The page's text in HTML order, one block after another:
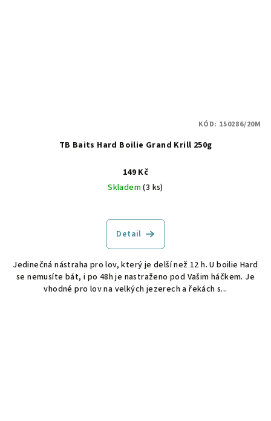
TB Baits Hard Boilie Grand Krill 250g
149 Kč
Skladem(3 ks)
Detail
Jedinečná nástraha pro lov, který je delší než 12 h. U boilie Hard
se nemusíte bát, i po 48h je nastraženo pod Vašim háčkem. Je
vhodné pro lov na velkých jezerech a řekách s...
KÓD: 150286/20M